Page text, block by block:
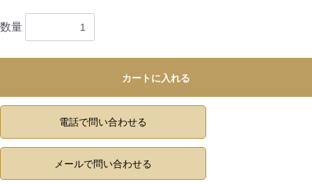
数量
カートに入れる
電話で問い合わせる
メールで問い合わせる